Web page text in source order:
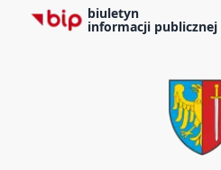
biuletyn
informacji publicznej